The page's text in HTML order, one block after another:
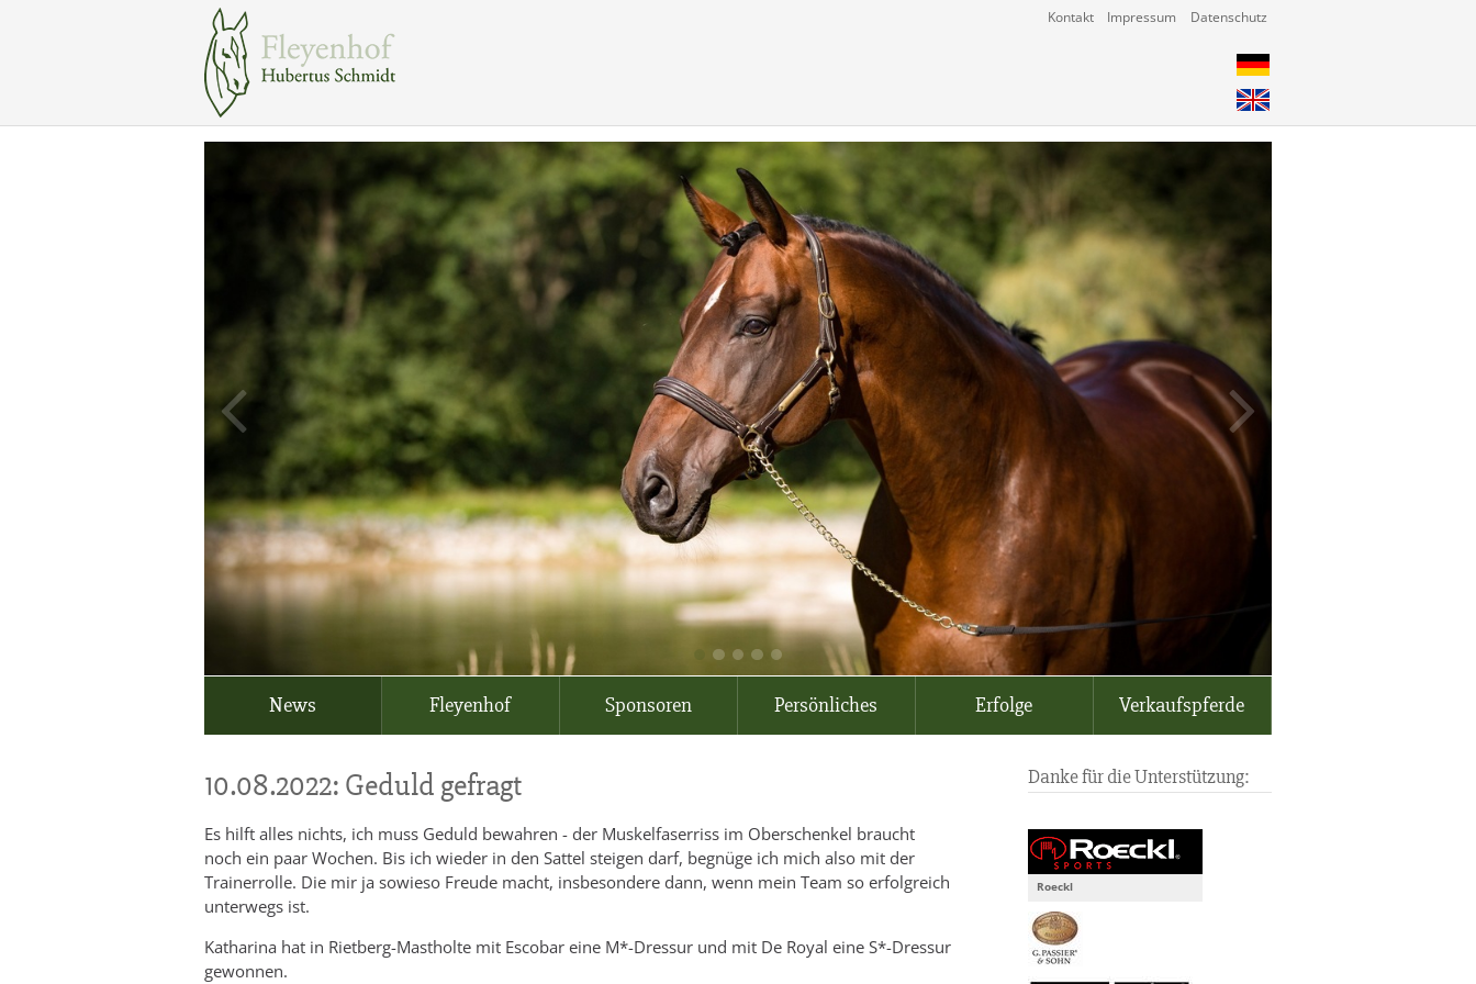
Kontakt Impressum Datenschutz
News Fleyenhof Sponsoren Persönliches Erfolge Verkaufspferde
10.08.2022: Geduld gefragt
Es hilft alles nichts, ich muss Geduld bewahren - der Muskelfaserriss im Oberschenkel braucht
noch ein paar Wochen. Bis ich wieder in den Sattel steigen darf, begnüge ich mich also mit der
Trainerrolle. Die mir ja sowieso Freude macht, insbesondere dann, wenn mein Team so erfolgreich
unterwegs ist.
Katharina hat in Rietberg-Mastholte mit Escobar eine M*-Dressur und mit De Royal eine S*-Dressur
gewonnen.
Danke für die Unterstützung:
Roeckl